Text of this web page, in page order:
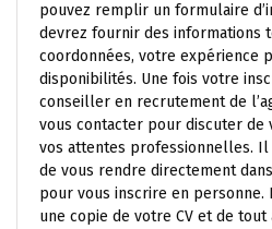
pouvez remplir un formulaire
devrez fournir des informations
coordonnées, votre expérience
disponibilités. Une fois votre
conseiller en recrutement de
vous contacter pour discuter de
vos attentes professionnelles.
de vous rendre directement
pour vous inscrire en personne.
une copie de votre CV et de